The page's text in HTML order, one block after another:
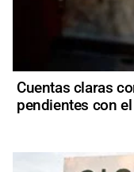
Cuentas claras
pendientes con